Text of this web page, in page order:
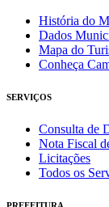
História do
Dados
Mapa do
Conheça
SERVIÇOS
Consulta de
Nota Fiscal
Licitações
Todos os